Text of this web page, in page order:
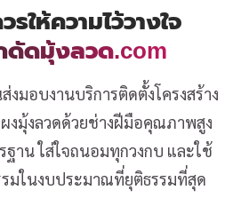
ให้ความไว้วางใจ
ดัดมุ้งลวด.com
งมอบงานบริการติดตั้งโครงสร้าง
งมุ้งลวดด้วยช่างฝีมือคุณภาพสูง
าน ใส่ใจถนอมทุกวงกบ และใช้
มในงบประมาณที่ยุติธรรมที่สุด